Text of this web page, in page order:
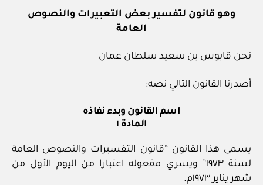
وهو قانون لتفسير بعض التعبيرات والنصوص
العامة
نحن قابوس بن سعيد سلطان عمان
أصدرنا القانون التالي نصه:
اسم القانون وبدء نفاذه
المادة ١
يسمى هذا القانون “قانون التفسيرات والنصوص العامة
لسنة ١٩٧٣” ويسري مفعوله اعتبارا من اليوم الأول من
شهر يناير ١٩٧٣م.